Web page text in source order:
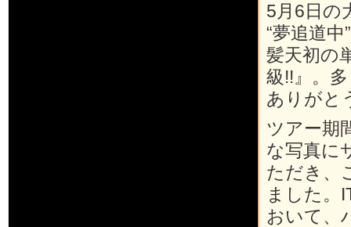
5月6日の
“夢追道
髪天初の
級!!』。
ありがと
ツアー期
な写真に
ただき、
ました。
おいて、